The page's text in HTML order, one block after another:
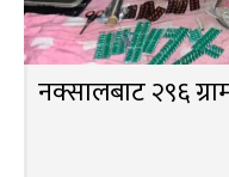
नक्सालबाट २९६